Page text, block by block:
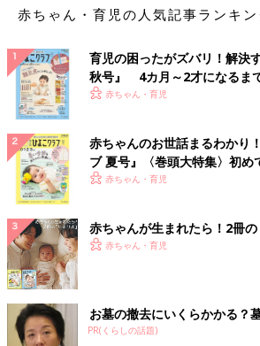
赤ちゃん・育児の人気記事ランキン
育児の困ったがズバリ！解決
秋号』 4カ月～2才になるま
いっぱい！
赤ちゃん・育児
赤ちゃんのお世話まるわかり
ブ 夏号』〈巻頭大特集〉初め
く！ おっぱい・ミルクの基本
赤ちゃん・育児
赤ちゃんが生まれたら！2冊の
赤ちゃん・育児
お墓の撤去にいくらかかる？
PR(くらしの話題)